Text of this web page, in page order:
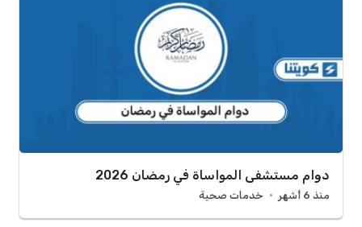
دوام مستشفى المواساة في رمضان 2026
منذ 6 أشهر خدمات صحية